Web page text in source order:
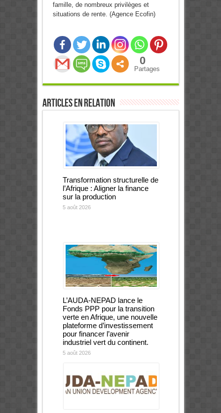
famille, de nombreux privilèges et
situations de rente. (Agence Ecofin)
0
Partages
Articles en relation
Transformation structurelle de
l’Afrique : Aligner la finance
sur la production
5 août 2026
L’AUDA-NEPAD lance le
Fonds PPP pour la transition
verte en Afrique, une nouvelle
plateforme d’investissement
pour financer l’avenir
industriel vert du continent.
5 août 2026